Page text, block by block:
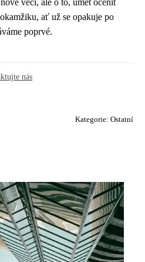
věci, ale o to, umět ocenit
ať už se opakuje po
poprvé.
nás
Kategorie: Ostatní